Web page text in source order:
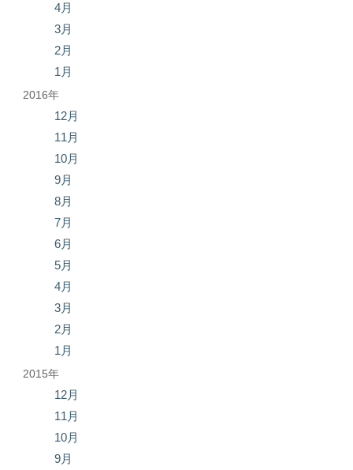
4月
3月
2月
1月
2016年
12月
11月
10月
9月
8月
7月
6月
5月
4月
3月
2月
1月
2015年
12月
11月
10月
9月